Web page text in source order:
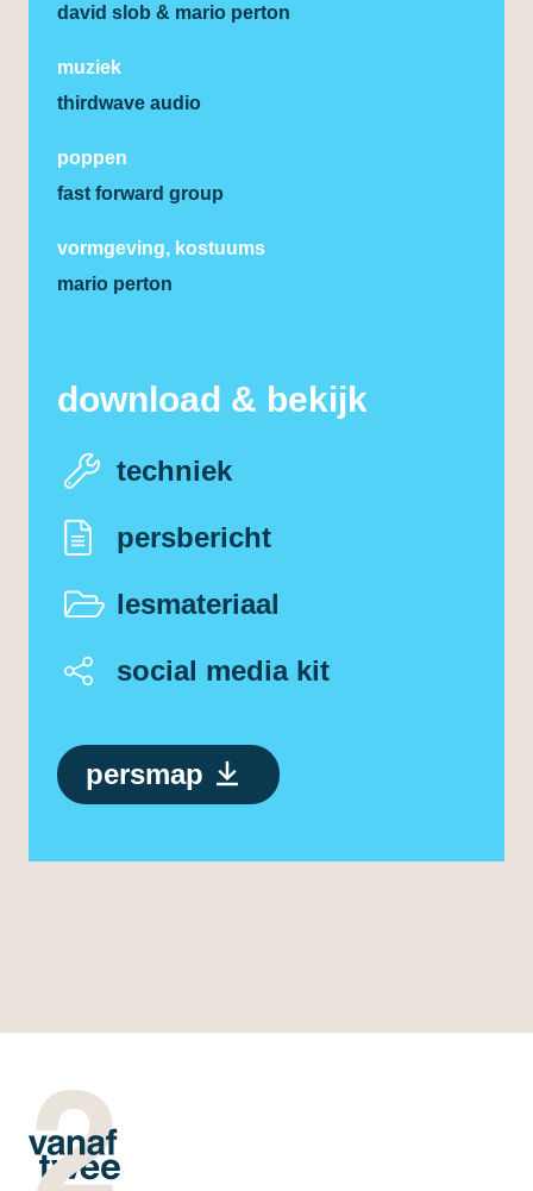
david slob & mario perton
muziek
thirdwave audio
poppen
fast forward group
vormgeving, kostuums
mario perton
download & bekijk
techniek
persbericht
lesmateriaal
social media kit
persmap